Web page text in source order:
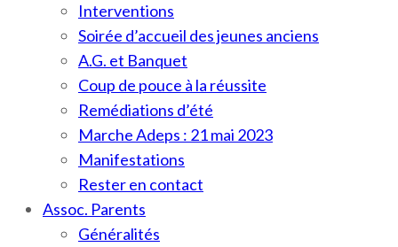
Interventions
Soirée d’accueil des jeunes anciens
A.G. et Banquet
Coup de pouce à la réussite
Remédiations d’été
Marche Adeps : 21 mai 2023
Manifestations
Rester en contact
Assoc. Parents
Généralités